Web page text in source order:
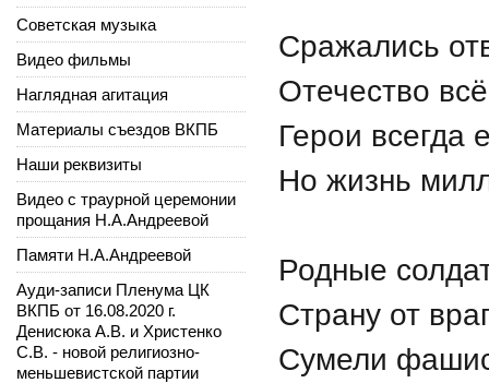
Сражались
Отечество
Герои всегда
Но жизнь
Родные
Страну от
Сумели
Советская музыка
Видео фильмы
Наглядная агитация
Материалы съездов ВКПБ
Наши реквизиты
Видео с траурной церемонии
прощания Н.А.Андреевой
Памяти Н.А.Андреевой
Ауди-записи Пленума ЦК
ВКПБ от 16.08.2020 г.
Денисюка А.В. и Христенко
С.В. - новой религиозно-
меньшевистской партии